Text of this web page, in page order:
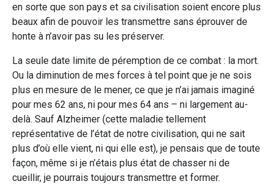
en sorte que son pays et sa civilisation soient encore plus
beaux afin de pouvoir les transmettre sans éprouver de
honte à n’avoir pas su les préserver.
La seule date limite de péremption de ce combat : la mort.
Ou la diminution de mes forces à tel point que je ne sois
plus en mesure de le mener, ce que je n’ai jamais imaginé
pour mes 62 ans, ni pour mes 64 ans – ni largement au-
delà. Sauf Alzheimer (cette maladie tellement
représentative de l’état de notre civilisation, qui ne sait
plus d’où elle vient, ni qui elle est), je pensais que de toute
façon, même si je n’étais plus état de chasser ni de
cueillir, je pourrais toujours transmettre et former.